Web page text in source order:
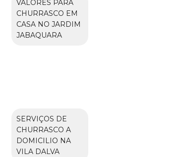
VALORES PARA
CHURRASCO EM
CASA NO JARDIM
JABAQUARA
SERVIÇOS DE
CHURRASCO A
DOMICILIO NA
VILA DALVA